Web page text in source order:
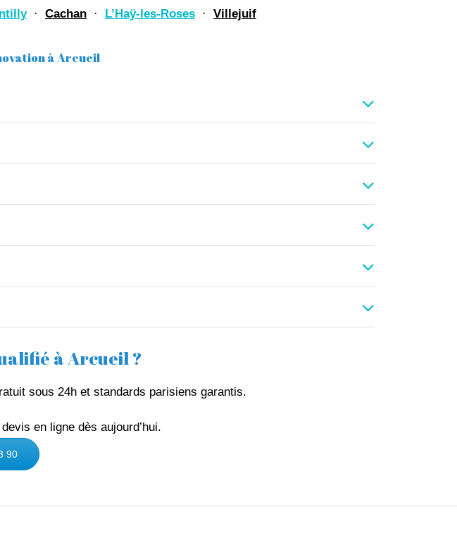
· Cachan · L’Haÿ-les-Roses · Villejuif
à Arcueil
à Arcueil ?
sous 24h et standards parisiens garantis.
en ligne dès aujourd’hui.
90